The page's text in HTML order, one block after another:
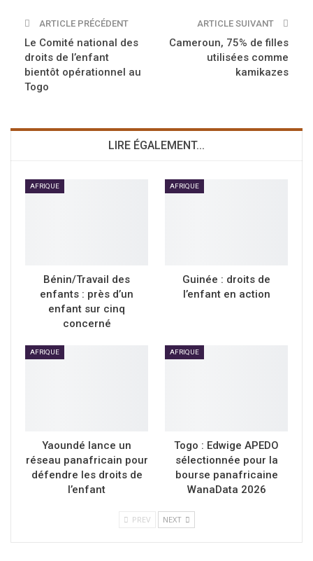
ARTICLE PRÉCÉDENT
Le Comité national des
droits de l’enfant
bientôt opérationnel au
Togo
ARTICLE SUIVANT
Cameroun, 75% de filles
utilisées comme
kamikazes
LIRE ÉGALEMENT...
AFRIQUE
Bénin/Travail des
enfants : près d’un
enfant sur cinq
concerné
AFRIQUE
Guinée : droits de
l’enfant en action
AFRIQUE
Yaoundé lance un
réseau panafricain pour
défendre les droits de
l’enfant
AFRIQUE
Togo : Edwige APEDO
sélectionnée pour la
bourse panafricaine
WanaData 2026
PREV NEXT